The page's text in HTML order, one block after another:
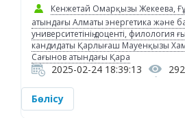
Кенжетай Омарқызы Жекеева,
атындағы Алматы энергетика және
университетінің доценті, филология
кандидаты Қарлығаш Мауенқызы
Сағынов атындағы Қара
2025-02-24 18:39:13
Бөлісу